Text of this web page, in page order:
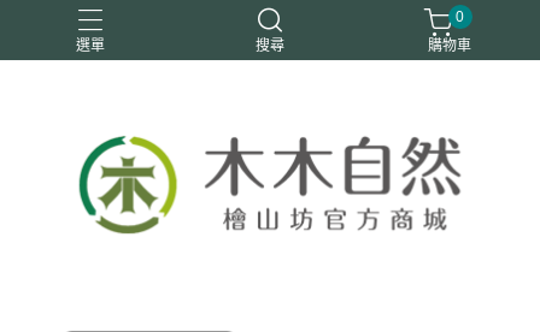
選單 搜尋
優惠活動 安定情緒 手工皂 洗身體 舒眠
0
購物車